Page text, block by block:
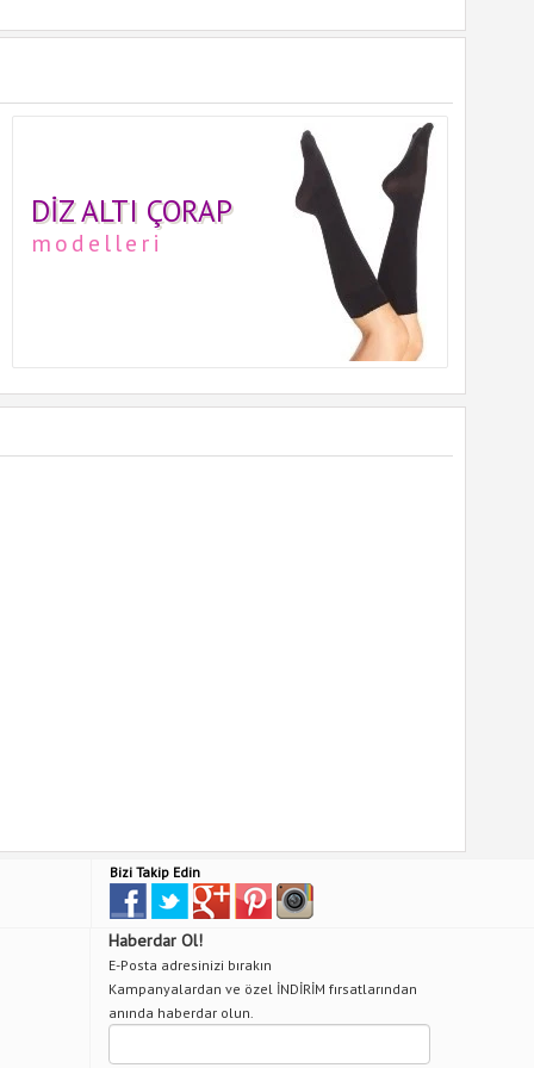
DIZ ALTI ÇORAP
modelleri
Bizi Takip Edin
Haberdar Ol!
E-Posta adresinizi bırakın
Kampanyalardan ve özel İNDİRİM fırsatlarından
anında haberdar olun.